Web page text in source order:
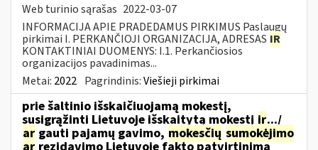
Web turinio sąrašas 2022-03-07
INFORMACIJA APIE PRADEDAMUS PIRKIMUS Paslaugų
pirkimai I. PERKANČIOJI ORGANIZACIJA, ADRESAS IR
KONTAKTINIAI DUOMENYS: I.1. Perkančiosios
organizacijos pavadinimas...
Metai: 2022 Pagrindinis:Viešieji pirkimai
prie šaltinio išskaičiuojamą mokestį,
susigrąžinti Lietuvoje išskaitytą mokestį ir.../
ar gauti pajamų gavimo, mokesčių sumokėjimo
ar rezidavimo Lietuvoje fakto patvirtinimą